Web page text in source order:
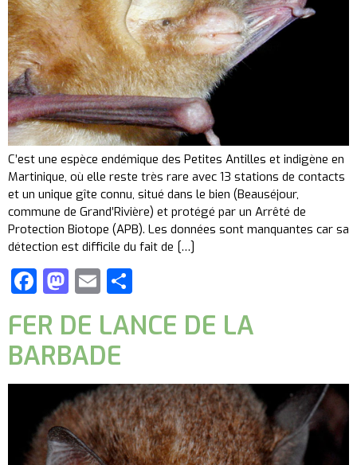
C’est une espèce endémique des Petites Antilles et indigène en
Martinique, où elle reste très rare avec 13 stations de contacts
et un unique gîte connu, situé dans le bien (Beauséjour,
commune de Grand’Rivière) et protégé par un Arrêté de
Protection Biotope (APB). Les données sont manquantes car sa
détection est difficile du fait de […]
Facebook
Mastodon
Email
FER DE LANCE DE LA
BARBADE